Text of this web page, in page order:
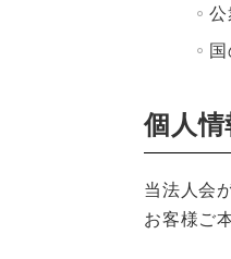
公
個人
当法人会
お客様ご